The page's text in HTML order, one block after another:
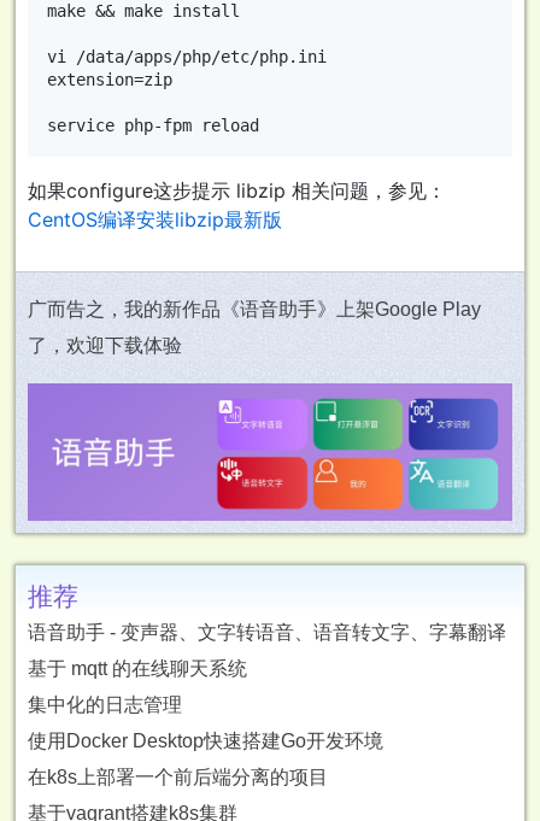
make && make install
vi /data/apps/php/etc/php.ini
extension=zip
如果configure这步提示 libzip 相关问题，参见：
CentOS编译安装libzip最新版
广而告之，我的新作品《语音助手》上架Google Play
了，欢迎下载体验
推荐
语音助手 - 变声器、文字转语音、语音转文字、字幕翻译
基于 mqtt 的在线聊天系统
集中化的日志管理
使用Docker Desktop快速搭建Go开发环境
在k8s上部署一个前后端分离的项目
基于vagrant搭建k8s集群